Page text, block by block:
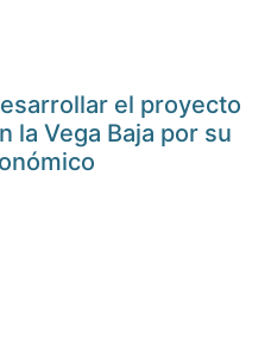
el proyecto
la Vega Baja por su